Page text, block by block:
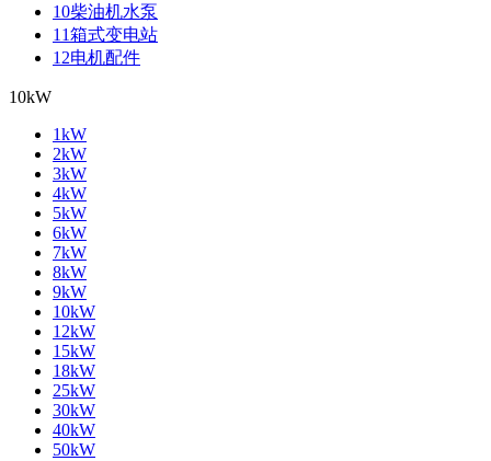
10柴油机水泵
11箱式变电站
12电机配件
10kW
1kW
2kW
3kW
4kW
5kW
6kW
7kW
8kW
9kW
10kW
12kW
15kW
18kW
25kW
30kW
40kW
50kW